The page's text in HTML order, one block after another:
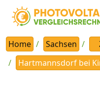
Home Sachsen
Hartmannsdorf bei